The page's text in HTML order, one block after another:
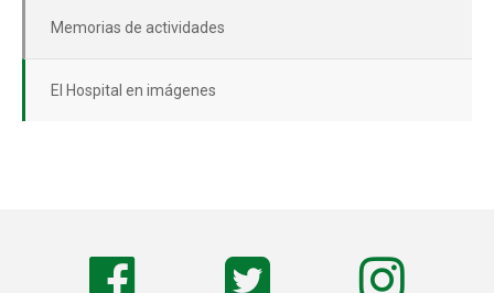
Memorias de actividades
El Hospital en imágenes